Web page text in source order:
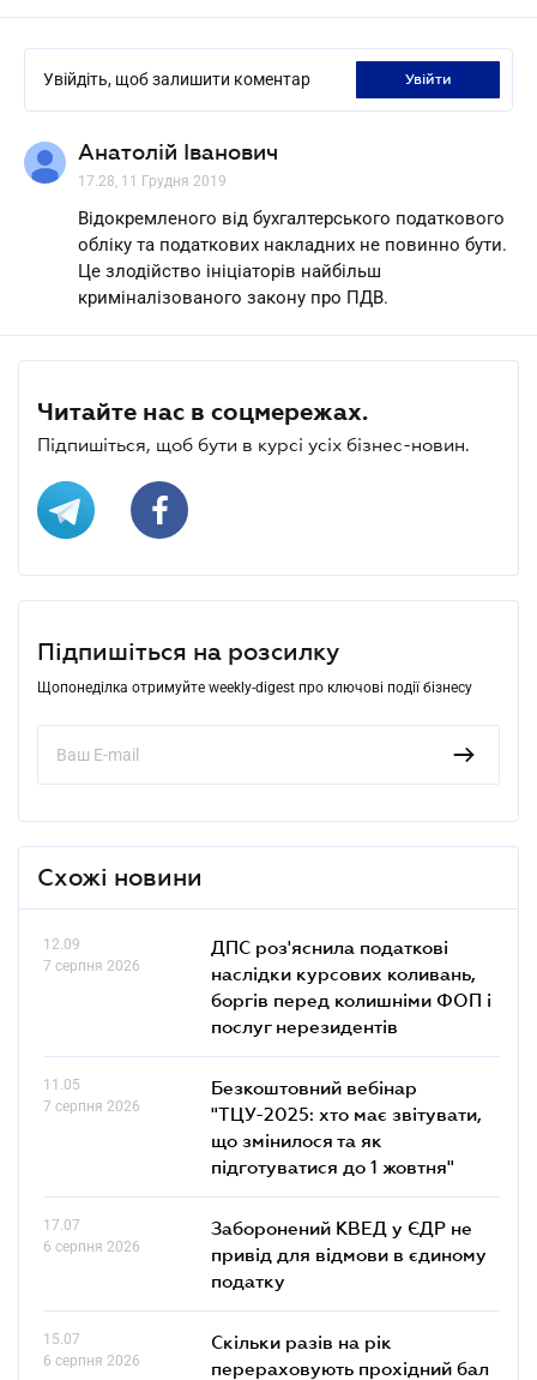
Увійдіть, щоб залишити коментар увійти
Анатолій Іванович
17.28, 11 Грудня 2019
Відокремленого від бухгалтерського податкового
обліку та податкових накладних не повинно бути.
Це злодійство ініціаторів найбільш
криміналізованого закону про ПДВ.
Читайте нас в соцмережах.
Підпишіться, щоб бути в курсі усіх бізнес-новин.
Підпишіться на розсилку
Щопонеділка отримуйте weekly-digest про ключові події бізнесу
Схожі новини
12.09
7 серпня 2026
ДПС роз'яснила податкові
наслідки курсових коливань,
боргів перед колишніми ФОП і
послуг нерезидентів
11.05
7 серпня 2026
Безкоштовний вебінар
"ТЦУ-2025: хто має звітувати,
що змінилося та як
підготуватися до 1 жовтня"
17.07
6 серпня 2026
Заборонений КВЕД у ЄДР не
привід для відмови в єдиному
податку
15.07
6 серпня 2026
Скільки разів на рік
перераховують прохідний бал